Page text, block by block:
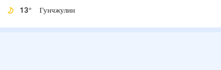
13° Гунчжулин